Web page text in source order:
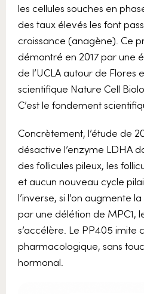
les cellules souches en
des taux élevés les font
croissance (anagène). Ce
démontré en 2017 par une
de l’UCLA autour de Flores
scientifique Nature Cell
C’est le fondement
Concrètement, l’étude de
désactive l’enzyme LDHA
des follicules pileux, les
et aucun nouveau cycle
l’inverse, si l’on augmente
par une délétion de MPC1,
s’accélère. Le PP405 imite
pharmacologique, sans
hormonal.